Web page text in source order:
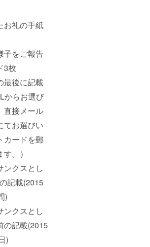
お礼の手紙
子をご報告
3枚
最後に記載
からお選び
直接メール
てお選びい
カードを郵
。）
ンクスとし
記載(2015
)
ンクスとし
の記載(2015
)